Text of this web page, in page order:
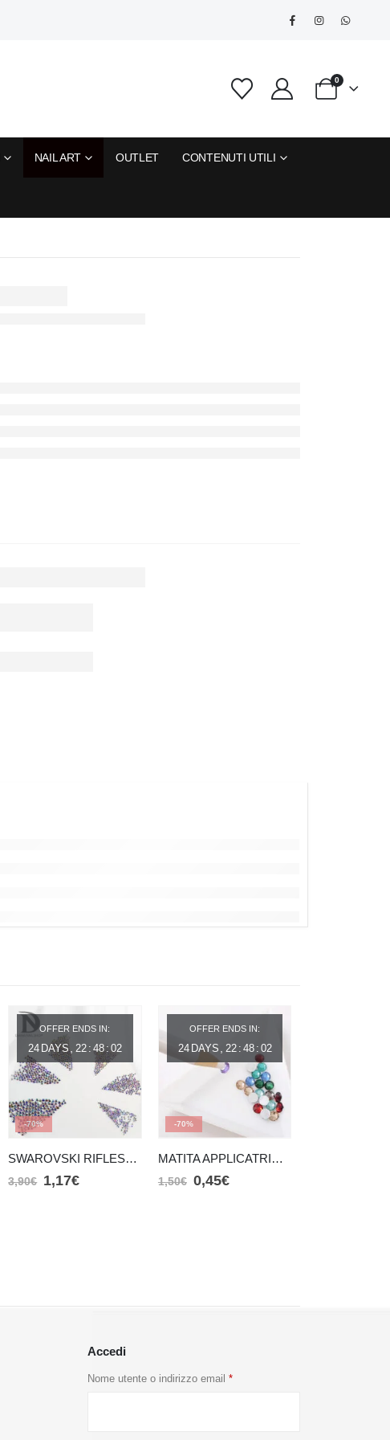
0
NAIL ART OUTLET CONTENUTI UTILI
-70%
OFFER ENDS IN:
24 DAYS 22 : 48 :02
SWAROVSKI RIFLESSI VIOLA 6 SEZIONI
3,90€ 1,17€
-70%
OFFER ENDS IN:
24 DAYS 22 : 48 : 02
MATITA APPLICATRICE BIANCA (CERA)
1,50€ 0,45€
Accedi
Nome utente o indirizzo email *